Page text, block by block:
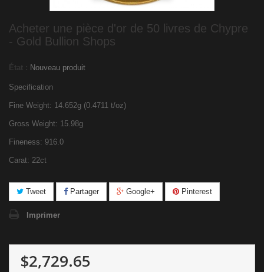
Acheter une pièce d'or de 50 livres de Chypre
- Gold Bullion Shops
État : Nouveau produit
Specification
Fine Weight: 14.652g (0.4711 t/oz)
Gross Weight: 15.98g
Fineness: 916.0
Carat: 22ct
Tweet Partager Google+ Pinterest
Imprimer
$2,729.65